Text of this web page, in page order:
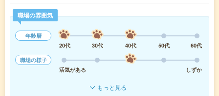
職場の雰囲気
年齢層
20代
30代 40代 50代
60代
職場の様子
活気がある
しずか
もっと見る